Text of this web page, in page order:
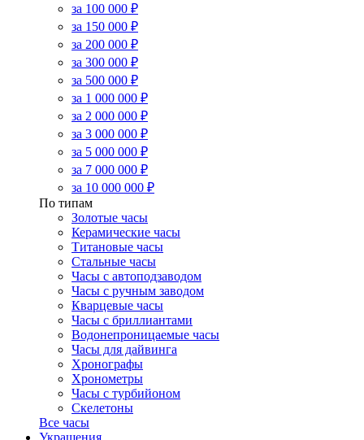
за 100 000 ₽
за 150 000 ₽
за 200 000 ₽
за 300 000 ₽
за 500 000 ₽
за 1 000 000 ₽
за 2 000 000 ₽
за 3 000 000 ₽
за 5 000 000 ₽
за 7 000 000 ₽
за 10 000 000 ₽
По типам
Золотые часы
Керамические часы
Титановые часы
Стальные часы
Часы с автоподзаводом
Часы с ручным заводом
Кварцевые часы
Часы с бриллиантами
Водонепроницаемые часы
Часы для дайвинга
Хронографы
Хронометры
Часы с турбийоном
Скелетоны
Все часы